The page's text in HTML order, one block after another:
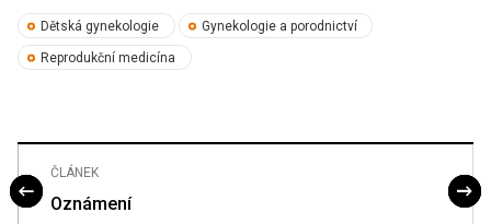
Dětská gynekologie Gynekologie a porodnictví
Reprodukční medicína
ČLÁNEK
Oznámení